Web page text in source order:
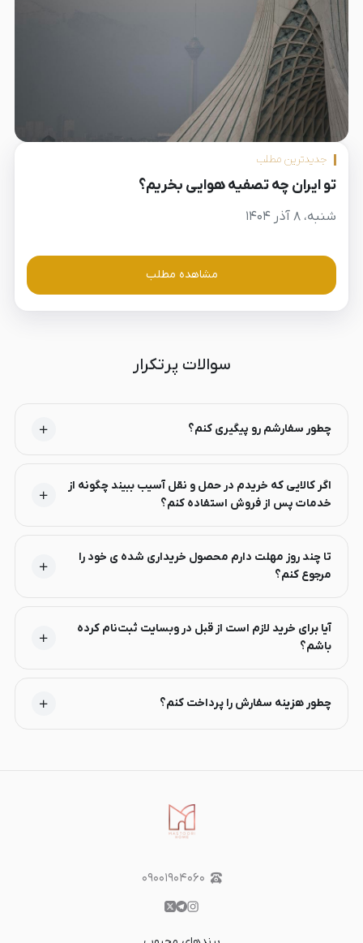
جدیدترین مطلب
تو ایران چه تصفیه هوایی بخریم؟
شنبه، ۸ آذر ۱۴۰۴
مشاهده مطلب
سوالات پرتکرار
چطور سفارشم رو پیگیری کنم؟
اگر کالایی که خریدم در حمل و نقل آسیب ببیند چگونه از
خدمات پس از فروش استفاده کنم؟
تا چند روز مهلت دارم محصول خریداری شده ی خود را
مرجوع کنم؟
آیا برای خرید لازم است از قبل در وبسایت ثبت‌نام کرده
باشم؟
چطور هزینه سفارش را پرداخت کنم؟
۰۹۰۰۱۹۰۴۰۶۰